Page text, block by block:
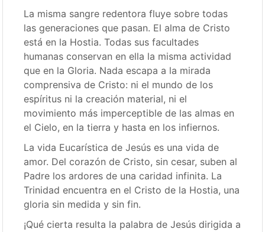
La misma sangre redentora fluye sobre todas
las generaciones que pasan. El alma de Cristo
está en la Hostia. Todas sus facultades
humanas conservan en ella la misma actividad
que en la Gloria. Nada escapa a la mirada
comprensiva de Cristo: ni el mundo de los
espíritus ni la creación material, ni el
movimiento más imperceptible de las almas en
el Cielo, en la tierra y hasta en los infiernos.
La vida Eucarística de Jesús es una vida de
amor. Del corazón de Cristo, sin cesar, suben al
Padre los ardores de una caridad infinita. La
Trinidad encuentra en el Cristo de la Hostia, una
gloria sin medida y sin fin.
¡Qué cierta resulta la palabra de Jesús dirigida a